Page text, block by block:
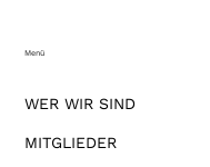
WER WIR SIND
MITGLIEDER
Menü